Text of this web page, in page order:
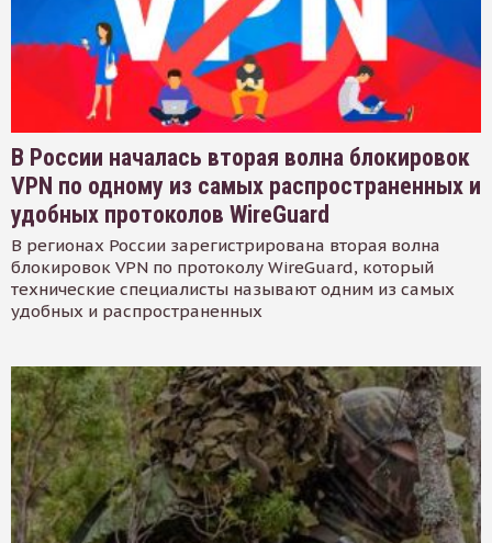
В России началась вторая волна блокировок
VPN по одному из самых распространенных и
удобных протоколов WireGuard
В регионах России зарегистрирована вторая волна
блокировок VPN по протоколу WireGuard, который
технические специалисты называют одним из самых
удобных и распространенных